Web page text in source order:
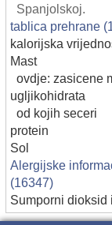
Spanjolskoj.
tablica prehrane
kalorijska
Mast
ovdje: zasicene
ugljikohidrata
od kojih seceri
protein
Sol
Alergijske
(16347)
Sumporni dioksid